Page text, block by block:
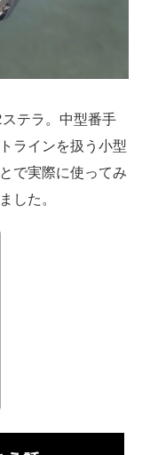
テラ。中型番手
ラインを扱う小型
で実際に使ってみ
した。